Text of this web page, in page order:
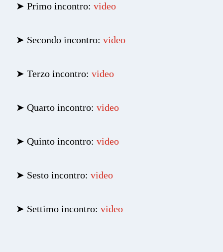
➤ Primo incontro: video
➤ Secondo incontro: video
➤ Terzo incontro: video
➤ Quarto incontro: video
➤ Quinto incontro: video
➤ Sesto incontro: video
➤ Settimo incontro: video